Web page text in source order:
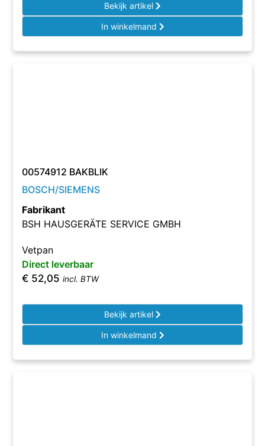
Bekijk artikel
In winkelmand
00574912 BAKBLIK
BOSCH/SIEMENS
Fabrikant
BSH HAUSGERÄTE SERVICE GMBH
Vetpan
Direct leverbaar
€ 52,05 incl. BTW
Bekijk artikel
In winkelmand